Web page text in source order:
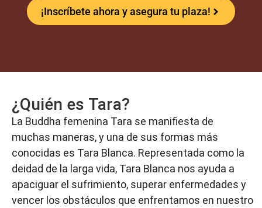
¡Inscríbete ahora y asegura tu plaza!
¿Quién es Tara?
La Buddha femenina Tara se manifiesta de
muchas maneras, y una de sus formas más
conocidas es Tara Blanca. Representada como la
deidad de la larga vida, Tara Blanca nos ayuda a
apaciguar el sufrimiento, superar enfermedades y
vencer los obstáculos que enfrentamos en nuestro